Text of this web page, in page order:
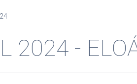
2024 -